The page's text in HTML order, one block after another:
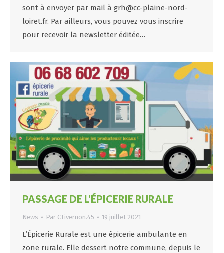
sont à envoyer par mail à grh@cc-plaine-nord-
loiret.fr. Par ailleurs, vous pouvez vous inscrire
pour recevoir la newsletter éditée…
PASSAGE DE L’ÉPICERIE RURALE
News Par CTivernon.45 19 juillet 2021
L’Épicerie Rurale est une épicerie ambulante en
zone rurale. Elle dessert notre commune, depuis le